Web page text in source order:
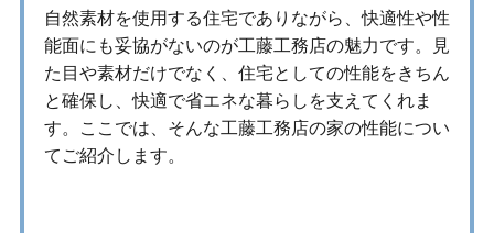
自然素材を使用する住宅でありながら、快適性や性
能面にも妥協がないのが工藤工務店の魅力です。見
た目や素材だけでなく、住宅としての性能をきちん
と確保し、快適で省エネな暮らしを支えてくれま
す。ここでは、そんな工藤工務店の家の性能につい
てご紹介します。